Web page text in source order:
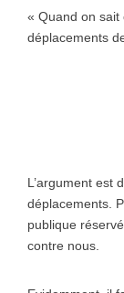
« Quand on sait
déplacements
L’argument est
déplacements.
publique
contre nous.